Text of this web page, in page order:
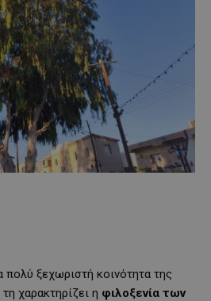
πολύ ξεχωριστή κοινότητα της
χαρακτηρίζει η φιλοξενία των